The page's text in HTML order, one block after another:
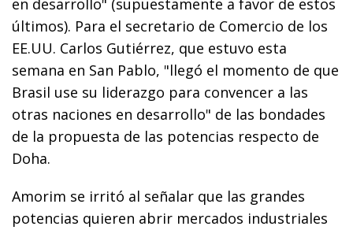
en desarrollo" (supuestamente a favor de estos
últimos). Para el secretario de Comercio de los
EE.UU. Carlos Gutiérrez, que estuvo esta
semana en San Pablo, "llegó el momento de que
Brasil use su liderazgo para convencer a las
otras naciones en desarrollo" de las bondades
de la propuesta de las potencias respecto de
Doha.
Amorim se irritó al señalar que las grandes
potencias quieren abrir mercados industriales